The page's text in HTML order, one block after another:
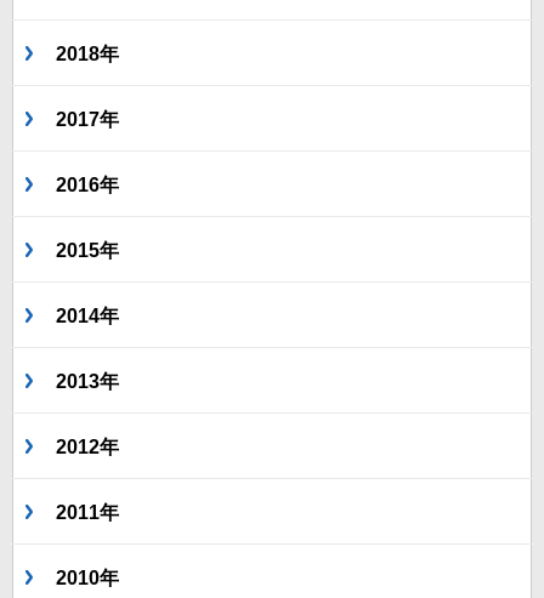
2018年
2017年
2016年
2015年
2014年
2013年
2012年
2011年
2010年